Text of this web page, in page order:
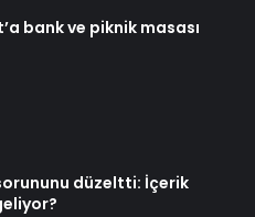
bank ve piknik masası
düzeltti: İçerik